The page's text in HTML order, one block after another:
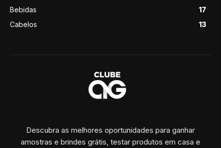
Bebidas
17
Cabelos
13
Descubra as melhores oportunidades para ganhar
amostras e brindes grátis, testar produtos em casa e